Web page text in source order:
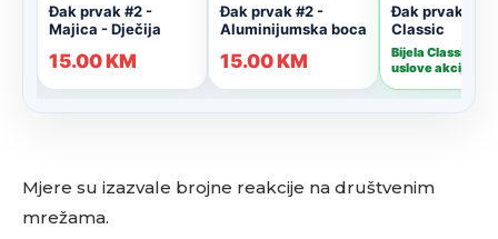
Mjere su izazvale brojne reakcije na društvenim
mrežama.